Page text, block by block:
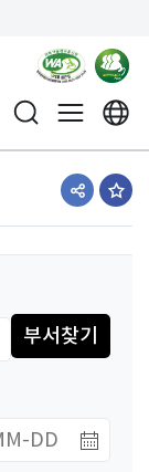
공유하
즐
부서찾기